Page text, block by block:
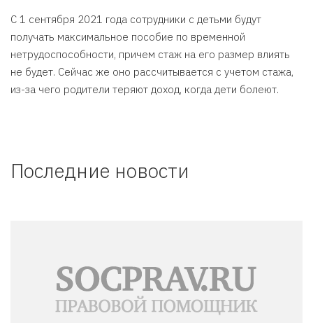
С 1 сентября 2021 года сотрудники с детьми будут
получать максимальное пособие по временной
нетрудоспособности, причем стаж на его размер влиять
не будет. Сейчас же оно рассчитывается с учетом стажа,
из-за чего родители теряют доход, когда дети болеют.
Последние новости